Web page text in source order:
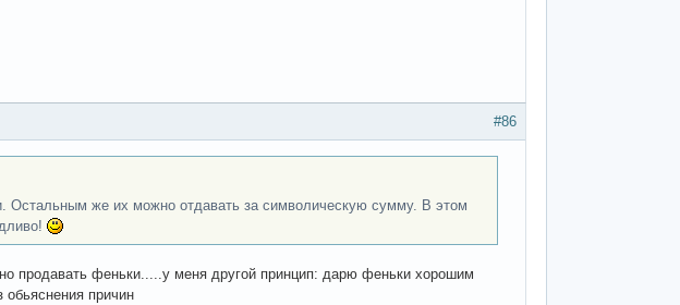
#86
Остальным же их можно отдавать за символическую сумму. В этом
продавать феньки.....у меня другой принцип: дарю феньки хорошим
причин